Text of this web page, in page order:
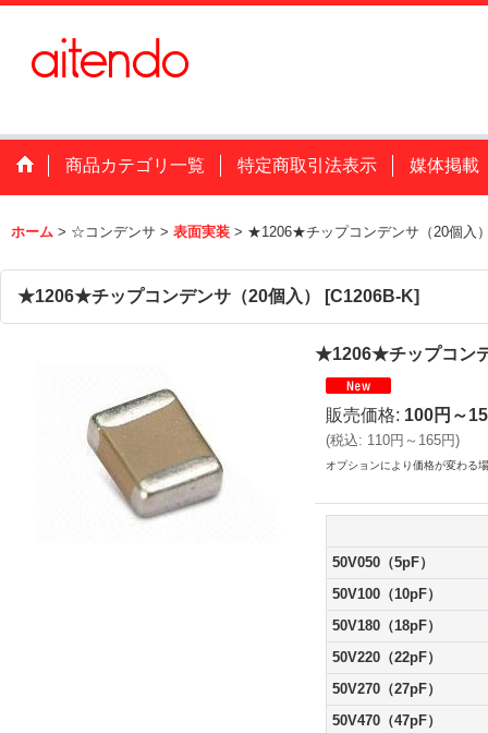
商品カテゴリ一覧 特定商取引法表示 媒体掲載
ホーム > ☆コンデンサ > 表面実装 > ★1206★チップコンデンサ（20個入
★1206★チップコンデンサ（20個入） [C1206B-K]
★1206★チップコン
販売価格: 100円～
(税込: 110円～165円)
オプションにより価格が変わる
50V050（5pF）
50V100（10pF）
50V180（18pF）
50V220（22pF）
50V270（27pF）
50V470（47pF）